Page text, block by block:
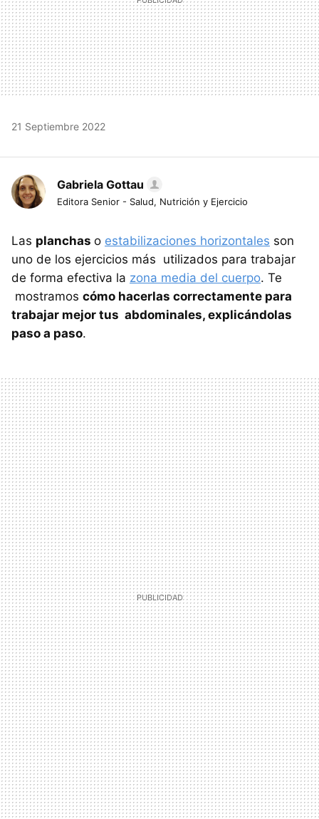
21 Septiembre 2022
Gabriela Gottau
Editora Senior - Salud, Nutrición y Ejercicio
Las planchas o estabilizaciones horizontales son
uno de los ejercicios más utilizados para trabajar
de forma efectiva la zona media del cuerpo. Te
mostramos cómo hacerlas correctamente para
trabajar mejor tus abdominales, explicándolas
paso a paso.